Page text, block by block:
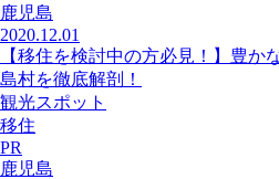
鹿児島
2020.12.01
【移住を検討中の方必見！】豊か
島村を徹底解剖！
観光スポット
移住
PR
鹿児島